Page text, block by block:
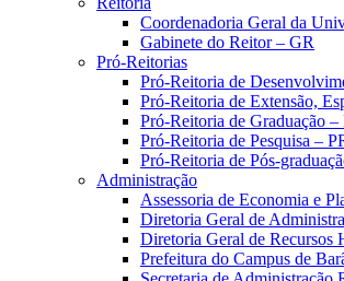
Coordenadoria Geral da
Gabinete do Reitor – GR
Pró-Reitorias
Pró-Reitoria de
Pró-Reitoria de Extensão,
Pró-Reitoria de Graduação –
Pró-Reitoria de Pesquisa –
Pró-Reitoria de Pós-
Administração
Assessoria de Economia e
Diretoria Geral de
Diretoria Geral de Recursos
Prefeitura do Campus de